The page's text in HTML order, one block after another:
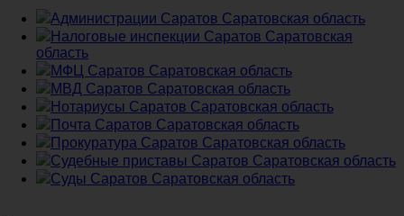
Администрации Саратов Саратовская область
Налоговые инспекции Саратов Саратовская
область
МФЦ Саратов Саратовская область
МВД Саратов Саратовская область
Нотариусы Саратов Саратовская область
Почта Саратов Саратовская область
Прокуратура Саратов Саратовская область
Судебные приставы Саратов Саратовская область
Суды Саратов Саратовская область